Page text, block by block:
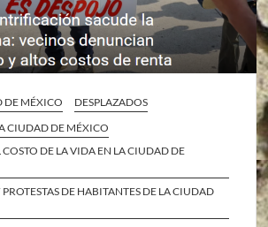
DE MÉXICO
DESPLAZADOS
CIUDAD DE MÉXICO
DE LA VIDA EN LA CIUDAD DE
DE HABITANTES DE LA CIUDAD